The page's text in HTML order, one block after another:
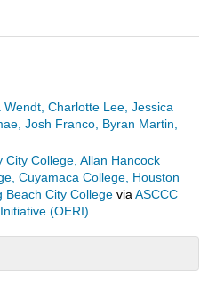
Wendt, Charlotte Lee, Jessica
Josh Franco, Byran Martin,
City College, Allan Hancock
Cuyamaca College, Houston
Beach City Collegevia ASCCC
(OERI)